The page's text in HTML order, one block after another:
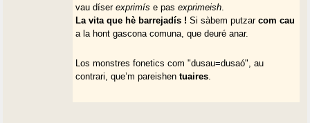
vau díserexprimís e pasexprimeish
La vita que hè barrejadís ! Si sàbem putzarcom cau
a la hont gascona comuna, que deuré anar.
Los monstres fonetics com "dusau=dusaó", au
contrari, que’m pareishentuaires